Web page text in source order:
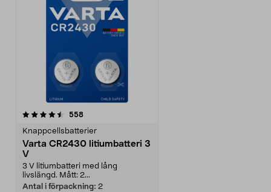
558recensioner
Knappcellsbatterier
Varta CR2430 litiumbatteri 3
V
3 V litiumbatteri med lång
livslängd. Mått: 2...
Antal i förpackning: 2